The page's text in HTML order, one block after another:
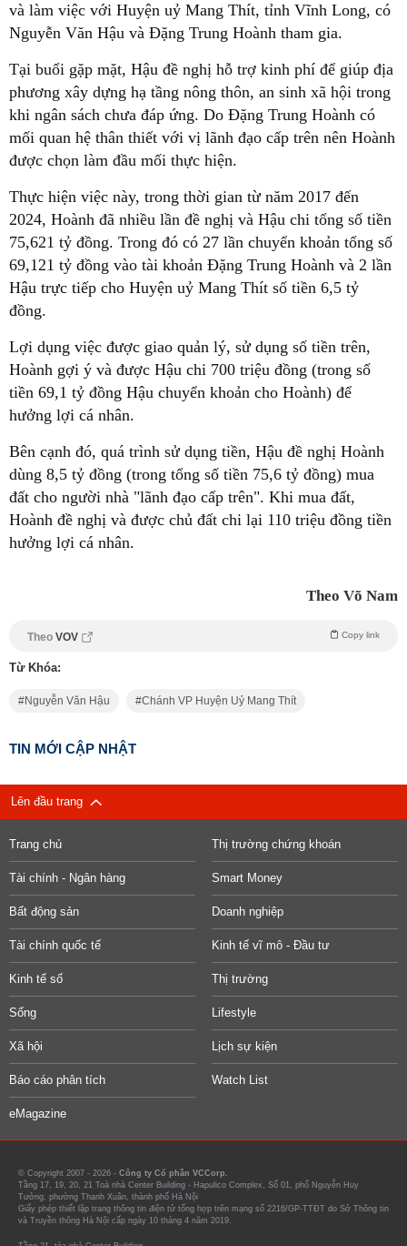
và làm việc với Huyện uỷ Mang Thít, tỉnh Vĩnh Long, có
Nguyễn Văn Hậu và Đặng Trung Hoành tham gia.
Tại buổi gặp mặt, Hậu đề nghị hỗ trợ kinh phí để giúp địa
phương xây dựng hạ tầng nông thôn, an sinh xã hội trong
khi ngân sách chưa đáp ứng. Do Đặng Trung Hoành có
mối quan hệ thân thiết với vị lãnh đạo cấp trên nên Hoành
được chọn làm đầu mối thực hiện.
Thực hiện việc này, trong thời gian từ năm 2017 đến
2024, Hoành đã nhiều lần đề nghị và Hậu chi tổng số tiền
75,621 tỷ đồng. Trong đó có 27 lần chuyển khoản tổng số
69,121 tỷ đồng vào tài khoản Đặng Trung Hoành và 2 lần
Hậu trực tiếp cho Huyện uỷ Mang Thít số tiền 6,5 tỷ
đồng.
Lợi dụng việc được giao quản lý, sử dụng số tiền trên,
Hoành gợi ý và được Hậu chi 700 triệu đồng (trong số
tiền 69,1 tỷ đồng Hậu chuyển khoản cho Hoành) để
hưởng lợi cá nhân.
Bên cạnh đó, quá trình sử dụng tiền, Hậu đề nghị Hoành
dùng 8,5 tỷ đồng (trong tổng số tiền 75,6 tỷ đồng) mua
đất cho người nhà "lãnh đạo cấp trên". Khi mua đất,
Hoành đề nghị và được chủ đất chi lại 110 triệu đồng tiền
hưởng lợi cá nhân.
Theo Võ Nam
Theo VOV Copy link
Từ Khóa:
Nguyễn Văn Hậu Chánh VP Huyện Uỷ Mang Thít
TIN MỚI CẬP NHẬT
Lên đầu trang
Trang chủ Thị trường chứng khoán
Tài chính - Ngân hàng Smart Money
Bất động sản Doanh nghiệp
Tài chính quốc tế Kinh tế vĩ mô - Đầu tư
Kinh tế số Thị trường
Sống Lifestyle
Xã hội Lịch sự kiện
Báo cáo phân tích Watch List
eMagazine
© Copyright 2007 - 2026 - Công ty Cổ phần VCCorp.
Tầng 17, 19, 20, 21 Toà nhà Center Building - Hapulico Complex, Số 01, phố Nguyễn Huy
Tưởng, phường Thanh Xuân, thành phố Hà Nội
Giấy phép thiết lập trang thông tin điện tử tổng hợp trên mạng số 2216/GP-TTĐT do Sở Thông tin
và Truyền thông Hà Nội cấp ngày 10 tháng 4 năm 2019.